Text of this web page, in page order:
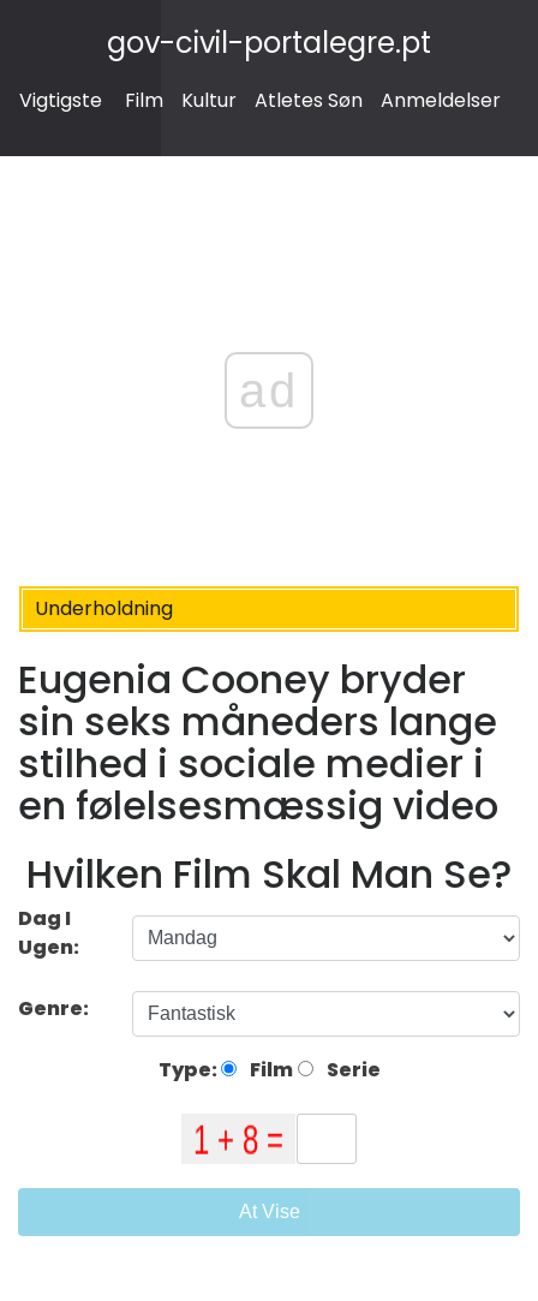
gov-civil-portalegre.pt
Vigtigste Film Kultur Atletes Søn Anmeldelser
ad
Underholdning
Eugenia Cooney bryder
sin seks måneders lange
stilhed i sociale medier i
en følelsesmæssig video
Hvilken Film Skal Man Se?
Dag I
Ugen:
Genre:
Type: Film Serie
At Vise